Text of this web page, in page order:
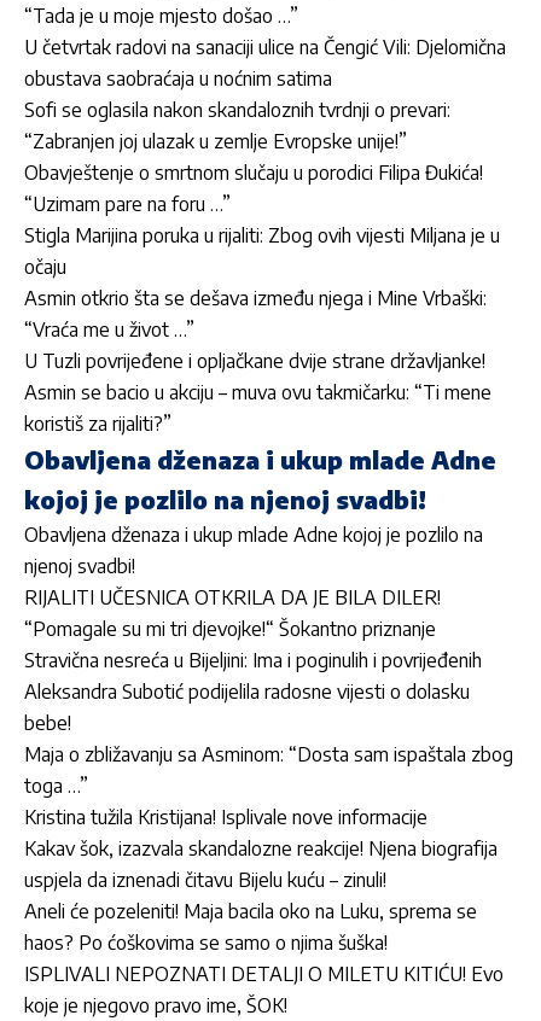
“Tada je u moje mjesto došao …”
U četvrtak radovi na sanaciji ulice na Čengić Vili: Djelomična
obustava saobraćaja u noćnim satima
Sofi se oglasila nakon skandaloznih tvrdnji o prevari:
“Zabranjen joj ulazak u zemlje Evropske unije!”
Obavještenje o smrtnom slučaju u porodici Filipa Đukića!
“Uzimam pare na foru …”
Stigla Marijina poruka u rijaliti: Zbog ovih vijesti Miljana je u
očaju
Asmin otkrio šta se dešava između njega i Mine Vrbaški:
“Vraća me u život …”
U Tuzli povrijeđene i opljačkane dvije strane državljanke!
Asmin se bacio u akciju – muva ovu takmičarku: “Ti mene
koristiš za rijaliti?”
Obavljena dženaza i ukup mlade Adne
kojoj je pozlilo na njenoj svadbi!
Obavljena dženaza i ukup mlade Adne kojoj je pozlilo na
njenoj svadbi!
RIJALITI UČESNICA OTKRILA DA JE BILA DILER!
“Pomagale su mi tri djevojke!“ Šokantno priznanje
Stravična nesreća u Bijeljini: Ima i poginulih i povrijeđenih
Aleksandra Subotić podijelila radosne vijesti o dolasku
bebe!
Maja o zbližavanju sa Asminom: “Dosta sam ispaštala zbog
toga …”
Kristina tužila Kristijana! Isplivale nove informacije
Kakav šok, izazvala skandalozne reakcije! Njena biografija
uspjela da iznenadi čitavu Bijelu kuću – zinuli!
Aneli će pozeleniti! Maja bacila oko na Luku, sprema se
haos? Po ćoškovima se samo o njima šuška!
ISPLIVALI NEPOZNATI DETALJI O MILETU KITIĆU! Evo
koje je njegovo pravo ime, ŠOK!